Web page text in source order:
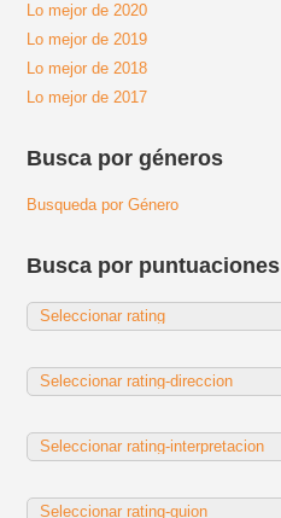
Lo mejor de 2020
Lo mejor de 2019
Lo mejor de 2018
Lo mejor de 2017
Busca por géneros
Busqueda por Género
Busca por puntuaciones